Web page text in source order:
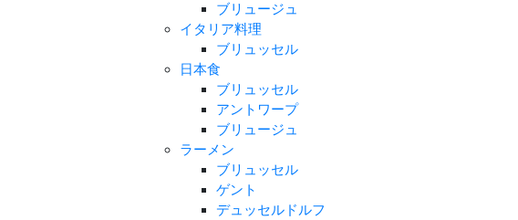
ブリュージュ
イタリア料理
ブリュッセル
日本食
ブリュッセル
アントワープ
ブリュージュ
ラーメン
ブリュッセル
ゲント
デュッセルドルフ